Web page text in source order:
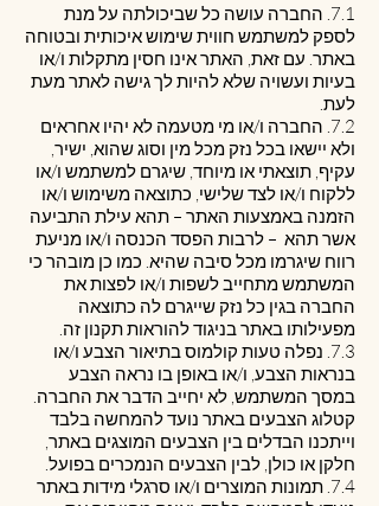
7.1. החברה עושה כל שביכולתה על מנת
לספק למשתמש חווית שימוש איכותית ובטוחה
באתר. עם זאת, האתר אינו חסין מתקלות ו/או
בעיות ועשויה שלא להיות לך גישה לאתר מעת
לעת.
7.2. החברה ו/או מי מטעמה לא יהיו אחראים
ולא יישאו בכל נזק מכל מין וסוג שהוא, ישיר,
עקיף, תוצאתי או מיוחד, שיגרם למשתמש ו/או
ללקוח ו/או לצד שלישי, כתוצאה משימוש ו/או
הזמנה באמצעות האתר – תהא עילת התביעה
אשר תהא – לרבות הפסד הכנסה ו/או מניעת
רווח שיגרמו מכל סיבה שהיא. כמו כן מובהר כי
המשתמש מתחייב לשפות ו/או לפצות את
החברה בגין כל נזק שייגרם לה כתוצאה
מפעילותו באתר בניגוד להוראות תקנון זה.
7.3. נפלה טעות קולמוס בתיאור הצבע ו/או
בנראות הצבע, ו/או באופן בו נראה הצבע
במסך המשתמש, לא יחייב הדבר את החברה.
קטלוג הצבעים באתר נועד להמחשה בלבד
וייתכנו הבדלים בין הצבעים המוצגים באתר,
חלקן או כולן, לבין הצבעים הנמכרים בפועל.
7.4. תמונות המוצרים ו/או סרגלי מידות באתר